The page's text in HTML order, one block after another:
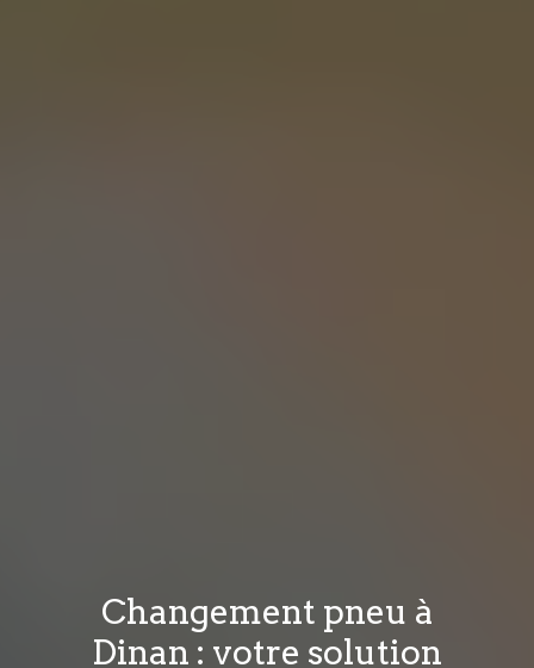
Changement pneu à
Dinan : votre solution